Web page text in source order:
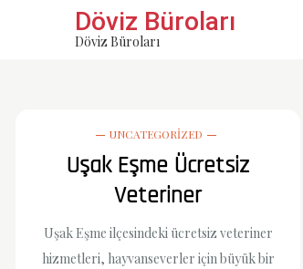
Döviz Büroları
Döviz Büroları
UNCATEGORIZED
Uşak Eşme Ücretsiz
Veteriner
Uşak Eşme ilçesindeki ücretsiz veteriner
hizmetleri, hayvanseverler için büyük bir